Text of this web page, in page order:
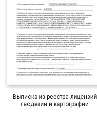
Выписка из реестра лицензий
геодезии и картографии